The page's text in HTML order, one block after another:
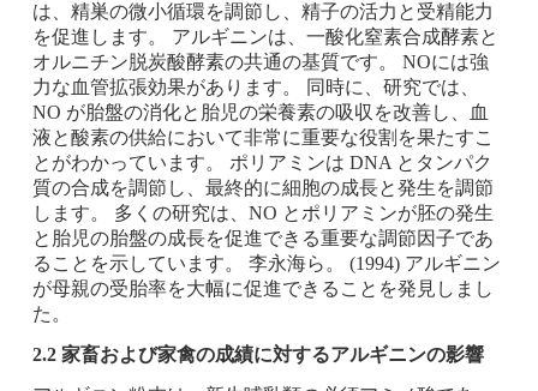
は、精巣の微小循環を調節し、精子の活力と受精能力
を促進します。 アルギニンは、一酸化窒素合成酵素と
オルニチン脱炭酸酵素の共通の基質です。 NOには強
力な血管拡張効果があります。 同時に、研究では、
NO が胎盤の消化と胎児の栄養素の吸収を改善し、血
液と酸素の供給において非常に重要な役割を果たすこ
とがわかっています。 ポリアミンは DNA とタンパク
質の合成を調節し、最終的に細胞の成長と発生を調節
します。 多くの研究は、NO とポリアミンが胚の発生
と胎児の胎盤の成長を促進できる重要な調節因子であ
ることを示しています。 李永海ら。 (1994) アルギニン
が母親の受胎率を大幅に促進できることを発見しまし
た。
2.2 家畜および家禽の成績に対するアルギニンの影響